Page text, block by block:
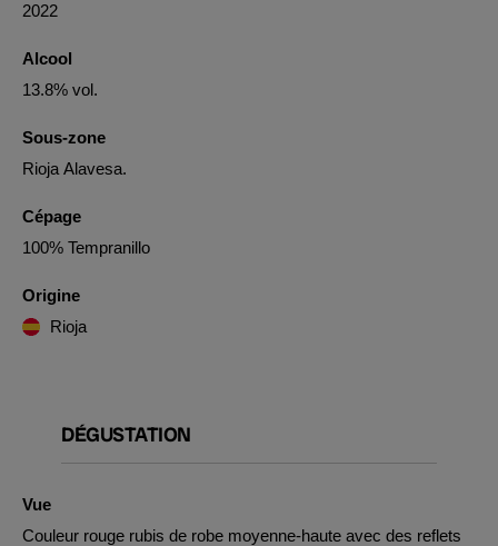
2022
Alcool
13.8% vol.
Sous-zone
Rioja Alavesa.
Cépage
100% Tempranillo
Origine
Rioja
DÉGUSTATION
Vue
Couleur rouge rubis de robe moyenne-haute avec des reflets